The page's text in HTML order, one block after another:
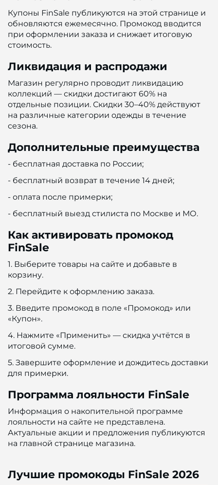
Купоны FinSale публикуются на этой странице и
обновляются ежемесячно. Промокод вводится
при оформлении заказа и снижает итоговую
стоимость.
Ликвидация и распродажи
Магазин регулярно проводит ликвидацию
коллекций — скидки достигают 60% на
отдельные позиции. Скидки 30–40% действуют
на различные категории одежды в течение
сезона.
Дополнительные преимущества
- бесплатная доставка по России;
- бесплатный возврат в течение 14 дней;
- оплата после примерки;
- бесплатный выезд стилиста по Москве и МО.
Как активировать промокод
FinSale
1. Выберите товары на сайте и добавьте в
корзину.
2. Перейдите к оформлению заказа.
3. Введите промокод в поле «Промокод» или
«Купон».
4. Нажмите «Применить» — скидка учтётся в
итоговой сумме.
5. Завершите оформление и дождитесь доставки
для примерки.
Программа лояльности FinSale
Информация о накопительной программе
лояльности на сайте не представлена.
Актуальные акции и предложения публикуются
на главной странице магазина.
Лучшие промокоды FinSale 2026